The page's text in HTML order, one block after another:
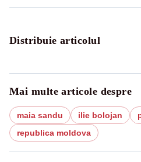
Distribuie articolul
Mai multe articole despre
maia sandu ilie bolojan
republica moldova